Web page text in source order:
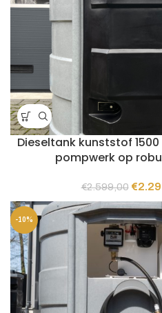
Dieseltank kunststof
pompwerk op
€2.599,00
prijs
was:
€
-10%